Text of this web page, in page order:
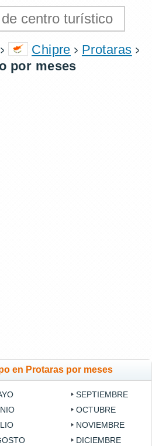
Chipre
Protaras
por meses
en Protaras por meses
SEPTIEMBRE
OCTUBRE
NOVIEMBRE
DICIEMBRE